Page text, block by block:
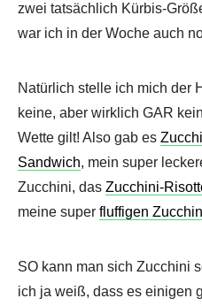
zwei tatsächlich Kürbis-
war ich in der Woche auch
Natürlich stelle ich mich der
keine, aber wirklich GAR
Wette gilt! Also gab es
Sandwich, mein super
Zucchini, das Zucchini-
meine super fluffigen
SO kann man sich Zucchini
ich ja weiß, dass es einigen